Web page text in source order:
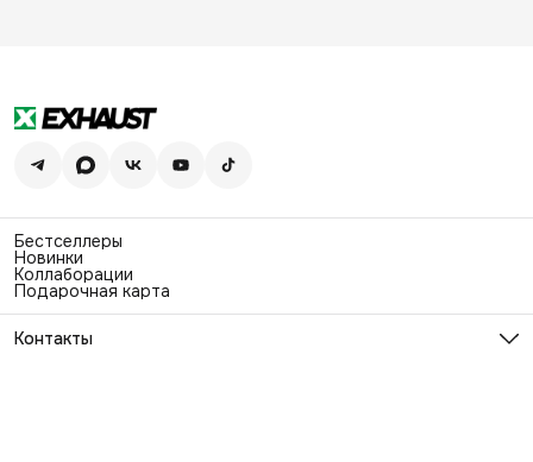
Бестселлеры
Новинки
Коллаборации
Подарочная карта
Контакты